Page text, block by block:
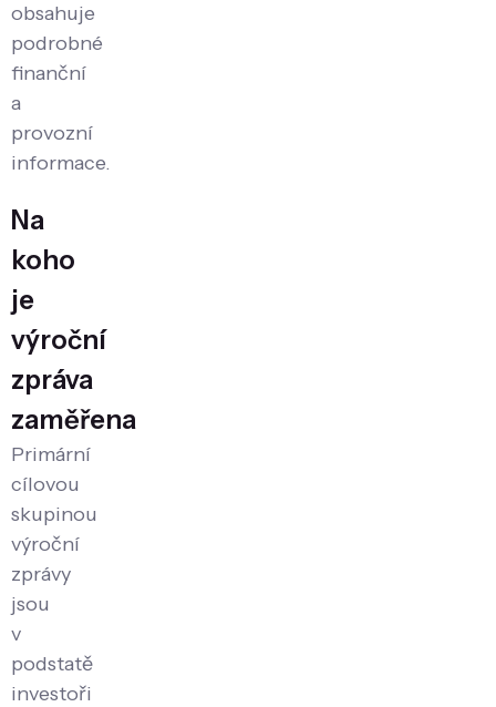
obsahuje
podrobné
finanční
a
provozní
informace.
Na
koho
je
výroční
zpráva
zaměřena
Primární
cílovou
skupinou
výroční
zprávy
jsou
v
podstatě
investoři